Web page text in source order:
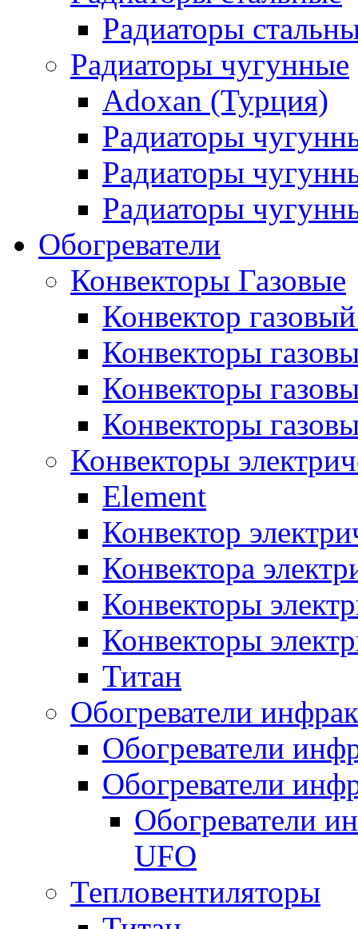
Радиаторы
Радиаторы чугунные
Adoxan (Турция)
Радиаторы
Радиаторы
Радиаторы
Обогреватели
Конвекторы Газовые
Конвектор
Конвекторы
Конвекторы
Конвекторы
Конвекторы
Element
Конвектор
Конвектора
Конвекторы
Конвекторы
Титан
Обогреватели
Обогреватели
Обогреватели
Обогреватели
UFO
Тепловентиляторы